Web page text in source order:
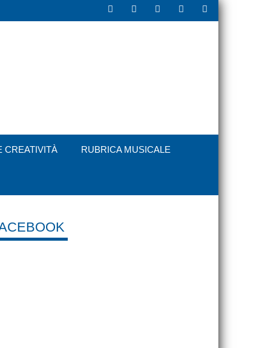
CREATIVITÀ RUBRICA MUSICALE